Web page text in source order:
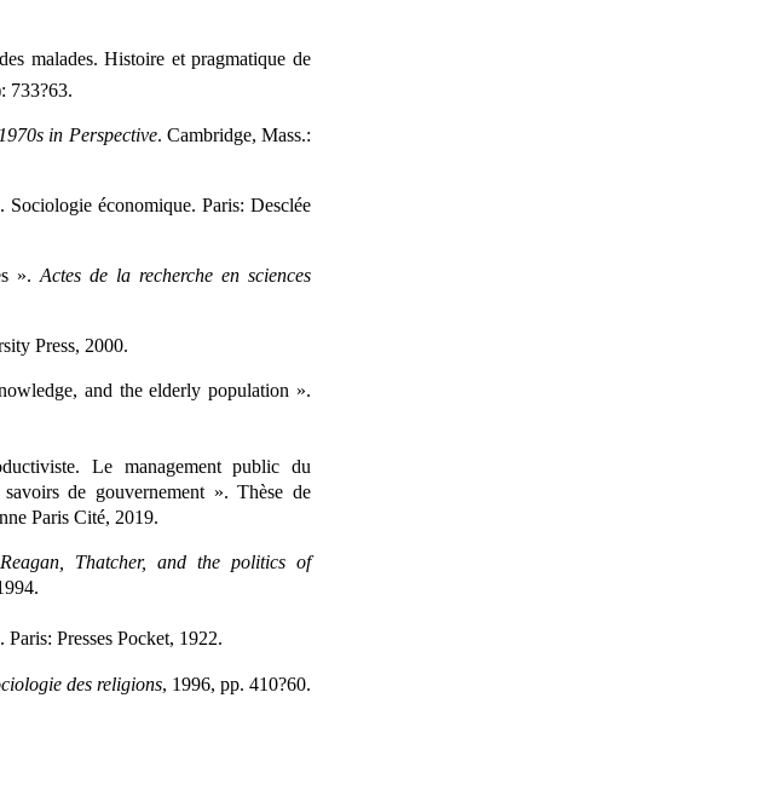
malades. Histoire et pragmatique de
733?63.
in Perspective. Cambridge, Mass.:
. Sociologie économique. Paris: Desclée
». Actes de la recherche en sciences
Press, 2000.
and the elderly population ».
Le management public du
de gouvernement ». Thèse de
Paris Cité, 2019.
Thatcher, and the politics of
Paris: Presses Pocket, 1922.
des religions, 1996, pp. 410?60.